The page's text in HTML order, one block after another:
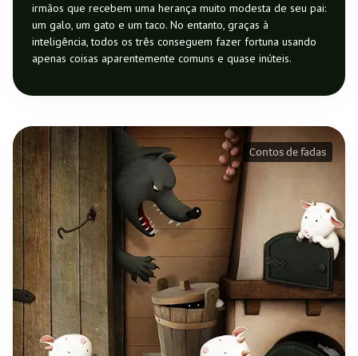
irmãos que recebem uma herança muito modesta de seu pai:
um galo, um gato e um taco. No entanto, graças à
inteligência, todos os três conseguem fazer fortuna usando
apenas coisas aparentemente comuns e quase inúteis.
Contos de fadas